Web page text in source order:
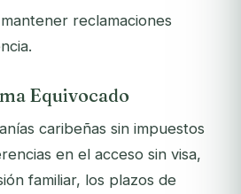
reclamaciones
Equivocado
caribeñas sin impuestos
en el acceso sin visa,
familiar, los plazos de